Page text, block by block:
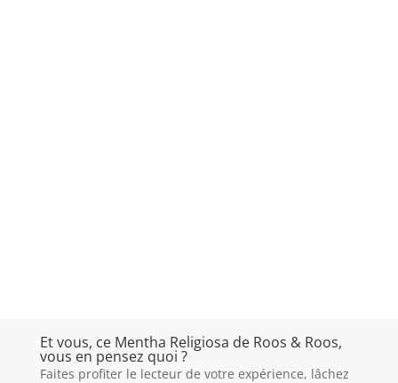
Et vous, ce Mentha Religiosa de Roos & Roos,
vous en pensez quoi ?
Faites profiter le lecteur de votre expérience, lâchez